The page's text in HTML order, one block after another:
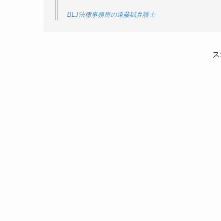
BLJ法律事務所の遠藤誠弁護士